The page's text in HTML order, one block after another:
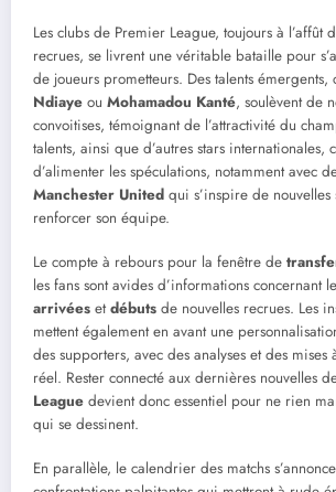
Les clubs de Premier League, toujours à l’affût
recrues, se livrent une véritable bataille pour
de joueurs prometteurs. Des talents émergents,
Ndiaye ou Mohamadou Kanté, soulèvent de
convoitises, témoignant de l’attractivité du
talents, ainsi que d’autres stars internationales,
d’alimenter les spéculations, notamment avec
Manchester United qui s’inspire de
renforcer son équipe.
Le compte à rebours pour la fenêtre de
les fans sont avides d’informations concernant
arrivées etdébuts de nouvelles recrues. Les
mettent également en avant une
des supporters, avec des analyses et des mises
réel. Rester connecté aux dernières nouvelles
League devient donc essentiel pour ne rien
qui se dessinent.
En parallèle, le calendrier des matchs